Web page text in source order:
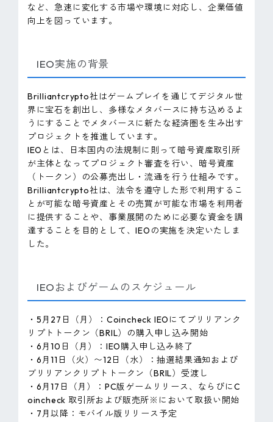
など、急速に変化する市場や環境に対応し、企業価値
向上を図っています。
IEO実施の背景
Brilliantcrypto社はゲームプレイを通じてデジタル世
界に宝石を創出し、多様なメタバースに持ち込めるよ
うにすることでメタバースに新たな経済圏を生み出す
プロジェクトを推進しています。
IEOとは、日本国内の法規制に則って暗号資産取引所
が主体となってプロジェクト審査を行い、暗号資産
（トークン）の公募売出し・流通を行う仕組みです。
Brilliantcrypto社は、法令を遵守した形で利用するこ
とが可能な暗号資産とその売買が可能な市場を利用者
に提供することや、事業展開のために必要な資金を調
達することを目的として、IEOの実施を決定いたしま
した。
IEOおよびゲームのスケジュール
・5月27日（月）：Coincheck IEOにてブリリアンク
リプトトークン（BRIL）の購入申し込み開始
・6月10日（月）：IEO購入申し込み終了
・6月11日（火）〜12日（水）：抽選結果通知および
ブリリアンクリプトトークン（BRIL）受渡し
・6月17日（月）：PC版ゲームリリース、ならびにC
oincheck 取引所および販売所※において取扱い開始
・7月以降：モバイル版リリース予定